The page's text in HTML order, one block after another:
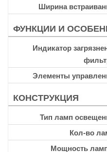
Ширина
ФУНКЦИИ И
Индикатор
Элементы
КОНСТРУКЦИЯ
Тип ламп
Кол-во
Мощность